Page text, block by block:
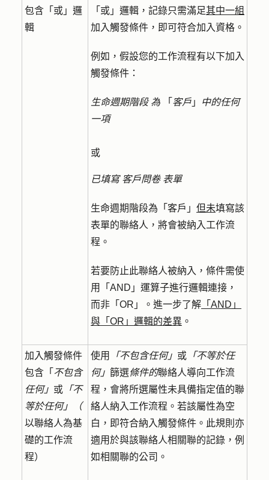
包含「或」邏
輯
「或」邏輯，記錄只需滿足其中一組
加入觸發條件，即可符合加入資格。
例如，假設您的工作流程有以下加入
觸發條件：
生命週期階段 為 「 客戶 」
中的任何
一項
或
已填寫 客戶問卷 表單
生命週期階段為「客戶」 但未填寫該
表單的聯絡人，將會被納入工作流
程。
若要防止此聯絡人被納入，條件需使
用「AND」運算子進行邏輯連接，
而非「OR」。進一步了解 「AND」
與「OR」邏輯的差異 。
加入觸發條件
包含「 不包含
任何」 或 「不
等於任何」（
以聯絡人為基
礎的工作流
程）
使用 「不包含任何」 或 「不等於任
何」 篩選條件的聯絡人導向工作流
程，會將所選屬性未具備指定值的聯
絡人納入工作流程。若該屬性為空
白，即符合納入觸發條件。此規則亦
適用於與該聯絡人相關聯的記錄，例
如相關聯的公司。